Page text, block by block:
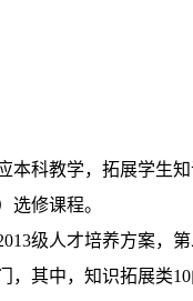
本科教学，拓展学生
选修课程。
级人才培养方案，
，其中，知识拓展类